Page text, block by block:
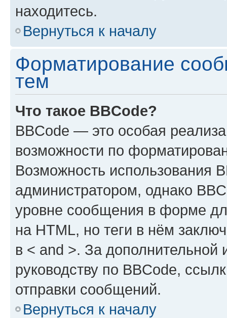
находитесь.
Вернуться к началу
Форматирование
тем
Что такое BBCode?
BBCode — это особая
возможности по
Возможность использования
администратором, однако
уровне сообщения в форме
на HTML, но теги в нём
в < and >. За
руководству по BBCode,
отправки сообщений.
Вернуться к началу